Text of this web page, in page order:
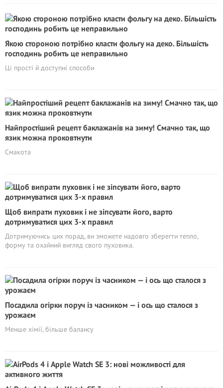
Якою стороною потрібно класти фольгу на деко. Більшість
господинь робить це неправильно
Ці прості й доступні способи
Найпростіший рецепт баклажанів на зиму! Смачно так, що
язик можна проковтнути
Смакота
Щоб випрати пуховик і не зіпсувати його, варто
дотримуватися цих 3-х правил
Дотримуючись цих порад, ви зможете надовго зберегти тепло,
форму та охайний вигляд свого пуховика.
Посадила огірки поруч із часником — і ось що сталося з
урожаєм
Менше хімії, більше балансу